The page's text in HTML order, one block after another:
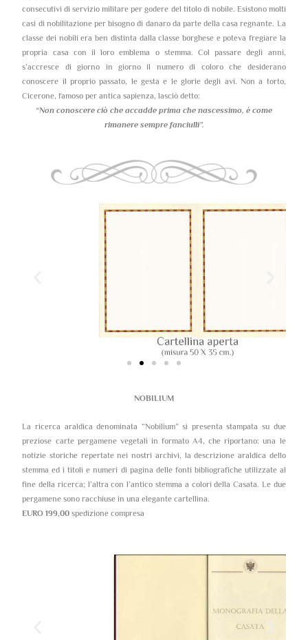
consecutivi di servizio militare per godere del titolo di nobile. Esistono molti
casi di nobilitazione per bisogno di danaro da parte della casa regnante. La
classe dei nobili era ben distinta dalla classe borghese e poteva fregiare la
propria casa con il loro emblema o stemma. Col passare degli anni,
s’accresce di giorno in giorno il numero di coloro che desiderano
conoscere il proprio passato, le gesta e le glorie degli avi. Non a torto,
Cicerone, famoso per antica sapienza, lasciò detto:
“Non conoscere ciò che accadde prima che nascessimo, è come
rimanere sempre fanciulli”.
NOBILIUM
La ricerca araldica denominata “Nobilium” si presenta stampata su due
preziose carte pergamene vegetali in formato A4, che riportano: una le
notizie storiche repertate nei nostri archivi, la descrizione araldica dello
stemma ed i titoli e numeri di pagina delle fonti bibliografiche utilizzate al
fine della ricerca; l’altra con l’antico stemma a colori della Casata. Le due
pergamene sono racchiuse in una elegante cartellina.
EURO 199,00 spedizione compresa